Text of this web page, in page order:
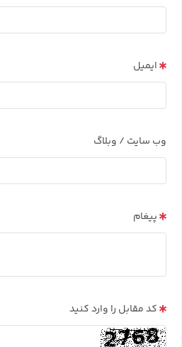
ایمیل
وب سایت / وبلاگ
پیغام
کد مقابل را وارد کنید